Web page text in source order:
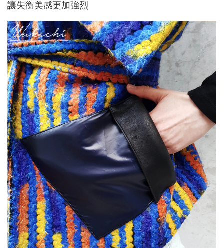
讓失衡美感更加強烈